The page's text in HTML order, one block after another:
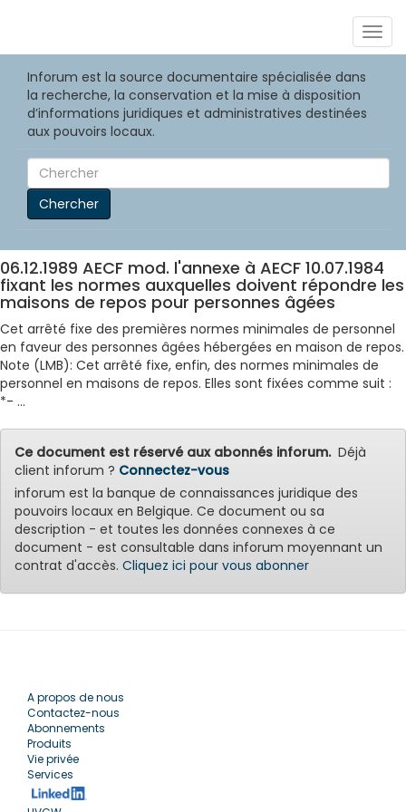
Inforum est la source documentaire spécialisée dans
la recherche, la conservation et la mise à disposition
d’informations juridiques et administratives destinées
aux pouvoirs locaux.
Chercher
06.12.1989 AECF mod. l'annexe à AECF 10.07.1984
fixant les normes auxquelles doivent répondre les
maisons de repos pour personnes âgées
Cet arrêté fixe des premières normes minimales de personnel
en faveur des personnes âgées hébergées en maison de repos.
Note (LMB): Cet arrêté fixe, enfin, des normes minimales de
personnel en maisons de repos. Elles sont fixées comme suit :
*- ...
Ce document est réservé aux abonnés inforum.Déjà
client inforum ? Connectez-vous
inforum est la banque de connaissances juridique des
pouvoirs locaux en Belgique. Ce document ou sa
description - et toutes les données connexes à ce
document - est consultable dans inforum moyennant un
contrat d'accès. Cliquez ici pour vous abonner
A propos de nous
Contactez-nous
Abonnements
Produits
Vie privée
Services